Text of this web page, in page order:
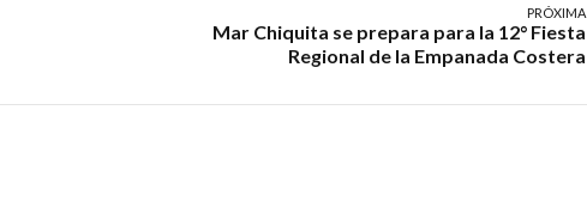
PRÓXIMA
Mar Chiquita se prepara para la 12° Fiesta
Regional de la Empanada Costera